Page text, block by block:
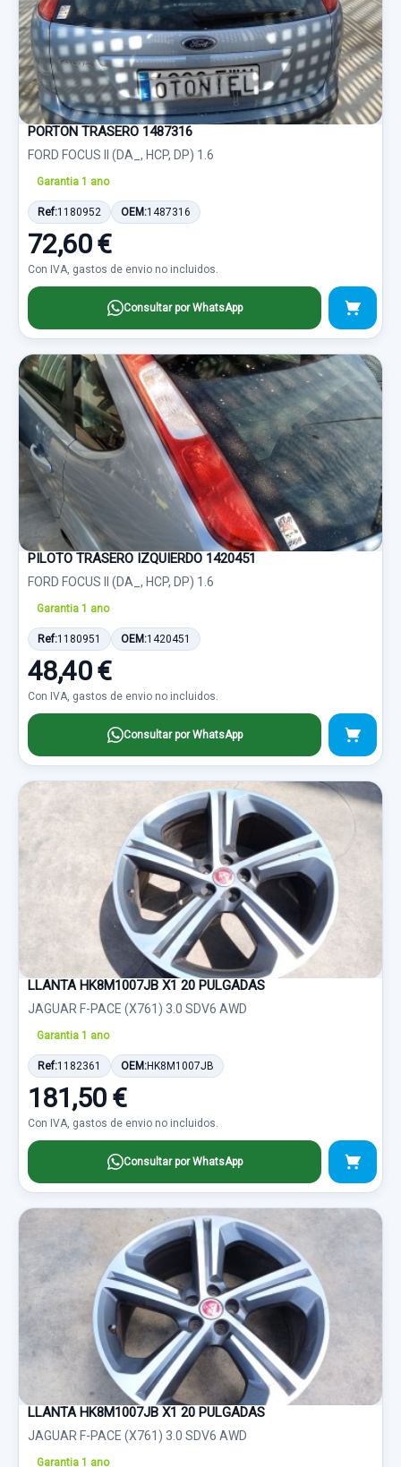
PORTON TRASERO 1487316
FORD FOCUS II (DA_, HCP, DP) 1.6
Garantia 1 ano
Ref:1180952 OEM:1487316
72,60 €
Con IVA, gastos de envio no incluidos.
Consultar por WhatsApp
PILOTO TRASERO IZQUIERDO 1420451
FORD FOCUS II (DA_, HCP, DP) 1.6
Garantia 1 ano
Ref:1180951 OEM:1420451
48,40 €
Con IVA, gastos de envio no incluidos.
Consultar por WhatsApp
LLANTA HK8M1007JB X1 20 PULGADAS
JAGUAR F-PACE (X761) 3.0 SDV6 AWD
Garantia 1 ano
Ref:1182361 OEM:HK8M1007JB
181,50 €
Con IVA, gastos de envio no incluidos.
Consultar por WhatsApp
LLANTA HK8M1007JB X1 20 PULGADAS
JAGUAR F-PACE (X761) 3.0 SDV6 AWD
Garantia 1 ano